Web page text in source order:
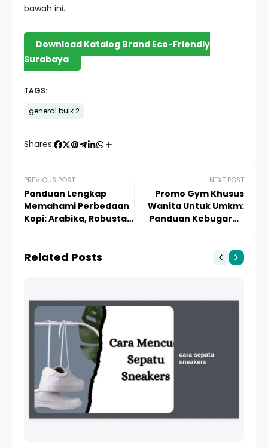
bawah ini.
Download Katalog Brand Eco-Friendly
Surabaya
TAGS:
general bulk 2
Shares:
PREVIOUS POST
Panduan Lengkap
Memahami Perbedaan
Kopi: Arabika, Robusta,
NEXT POST
Promo Gym Khusus
Wanita Untuk Umkm:
Panduan Kebugaran
Related Posts